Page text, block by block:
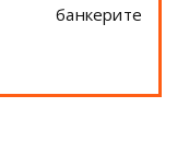
банкерите